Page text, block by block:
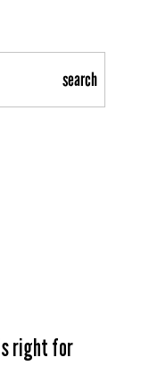
search
right for